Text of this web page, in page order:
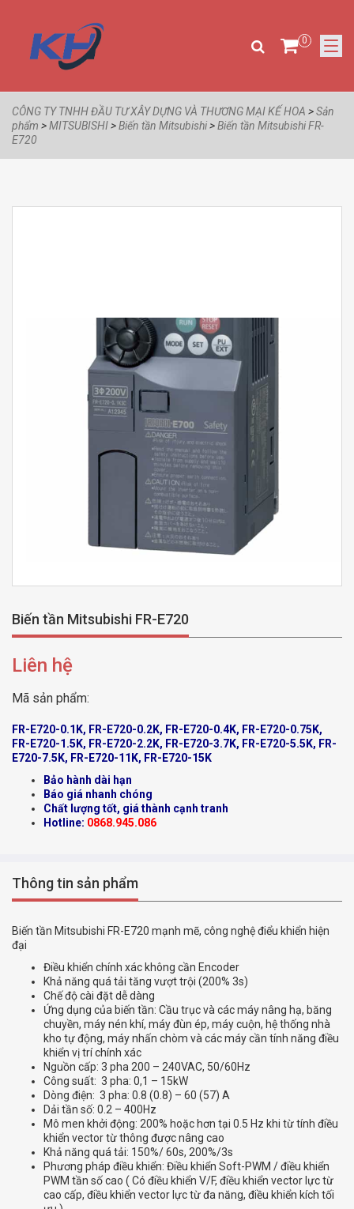
0
CÔNG TY TNHH ĐẦU TƯ XÂY DỰNG VÀ THƯƠNG MẠI KẾ HOA >Sản
phẩm >MITSUBISHI>Biến tần Mitsubishi>Biến tần Mitsubishi FR-
E720
Biến tần Mitsubishi FR-E720
Liên hệ
Mã sản phẩm:
FR-E720-0.1K, FR-E720-0.2K, FR-E720-0.4K, FR-E720-0.75K,
FR-E720-1.5K, FR-E720-2.2K, FR-E720-3.7K, FR-E720-5.5K, FR-
E720-7.5K, FR-E720-11K, FR-E720-15K
Bảo hành dài hạn
Báo giá nhanh chóng
Chất lượng tốt, giá thành cạnh tranh
Hotline: 0868.945.086
Thông tin sản phẩm
Biến tần Mitsubishi FR-E720 mạnh mẽ, công nghệ điểu khiển hiện
đại
Điều khiển chính xác không cần Encoder
Khả năng quá tải tăng vượt trội (200% 3s)
Chế độ cài đặt dễ dàng
Ứng dụng của biến tần: Cầu trục và các máy nâng hạ, băng
chuyền, máy nén khí, máy đùn ép, máy cuộn, hệ thống nhà
kho tự động, máy nhấn chòm và các máy cần tính năng điều
khiển vị trí chính xác
Nguồn cấp: 3 pha 200 – 240VAC, 50/60Hz
Công suất: 3 pha: 0,1 – 15kW
Dòng điện: 3 pha: 0.8 (0.8) – 60 (57) A
Dải tần số: 0.2 – 400Hz
Mô men khởi động: 200% hoặc hơn tại 0.5 Hz khi từ tính điều
khiển vector từ thông được nâng cao
Khả năng quá tải: 150%/ 60s, 200%/3s
Phương pháp điều khiển: Điều khiển Soft-PWM / điều khiển
PWM tần số cao ( Có điều khiển V/F, điều khiển vector lực từ
cao cấp, điều khiển vector lực từ đa năng, điều khiển kích tối